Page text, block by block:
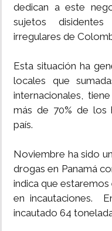
dedican a este
sujetos
irregulares de
Esta situación ha
locales que
internacionales,
más de 70% de los
país.
Noviembre ha sido
drogas en Panamá
indica que
en incautaciones.
incautado 64